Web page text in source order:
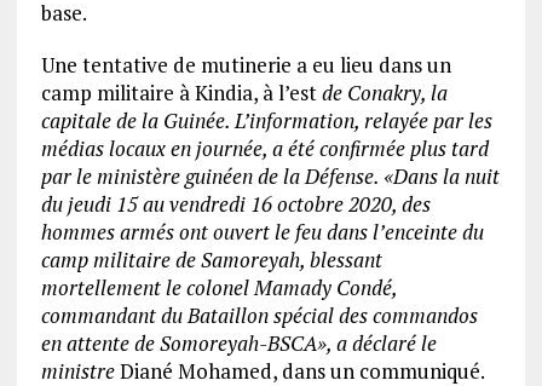
base.
Une tentative de mutinerie a eu lieu dans un
camp militaire à Kindia, à l’estde Conakry, la
capitale de la Guinée. L’information, relayée par les
médias locaux en journée, a été confirmée plus tard
par le ministère guinéen de la Défense. «Dans la nuit
du jeudi 15 au vendredi 16 octobre 2020, des
hommes armés ont ouvert le feu dans l’enceinte du
camp militaire de Samoreyah, blessant
mortellement le colonel Mamady Condé,
commandant du Bataillon spécial des commandos
en attente de Somoreyah-BSCA», a déclaré le
ministreDiané Mohamed, dans un communiqué.